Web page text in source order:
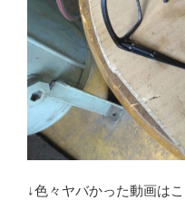
↓色々ヤバかった動画は